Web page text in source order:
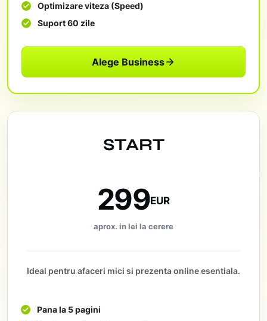
START
299EUR
aprox. in lei la cerere
Ideal pentru afaceri mici si prezenta online esentiala.
Pana la 5 pagini
Optimizare viteza (Speed)
Suport 60 zile
Alege Business